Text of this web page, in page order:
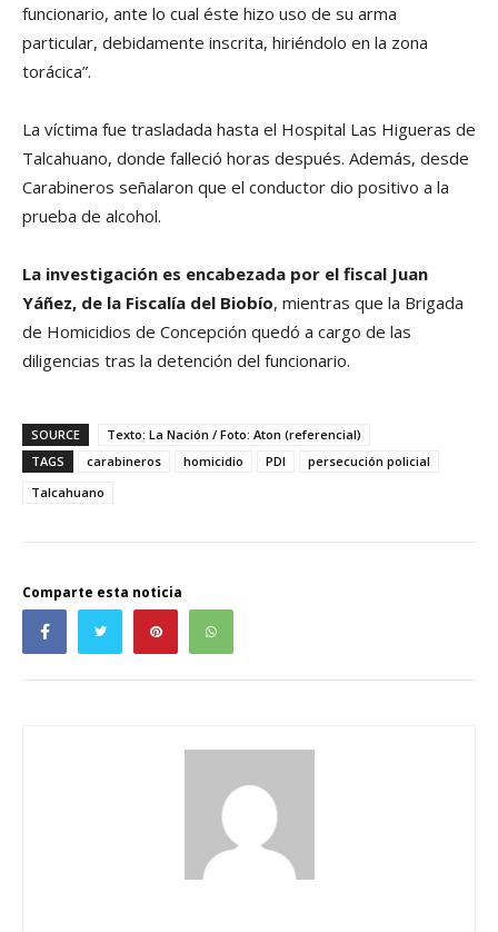
funcionario, ante lo cual éste hizo uso de su arma
particular, debidamente inscrita, hiriéndolo en la zona
torácica”.
La víctima fue trasladada hasta el Hospital Las Higueras de
Talcahuano, donde falleció horas después. Además, desde
Carabineros señalaron que el conductor dio positivo a la
prueba de alcohol.
La investigación es encabezada por el fiscal Juan
Yáñez, de la Fiscalía del Biobío, mientras que la Brigada
de Homicidios de Concepción quedó a cargo de las
diligencias tras la detención del funcionario.
SOURCE
Texto: La Nación / Foto: Aton (referencial)
TAGS
carabineros homicidio PDI
persecución policial
Talcahuano
Comparte esta noticia